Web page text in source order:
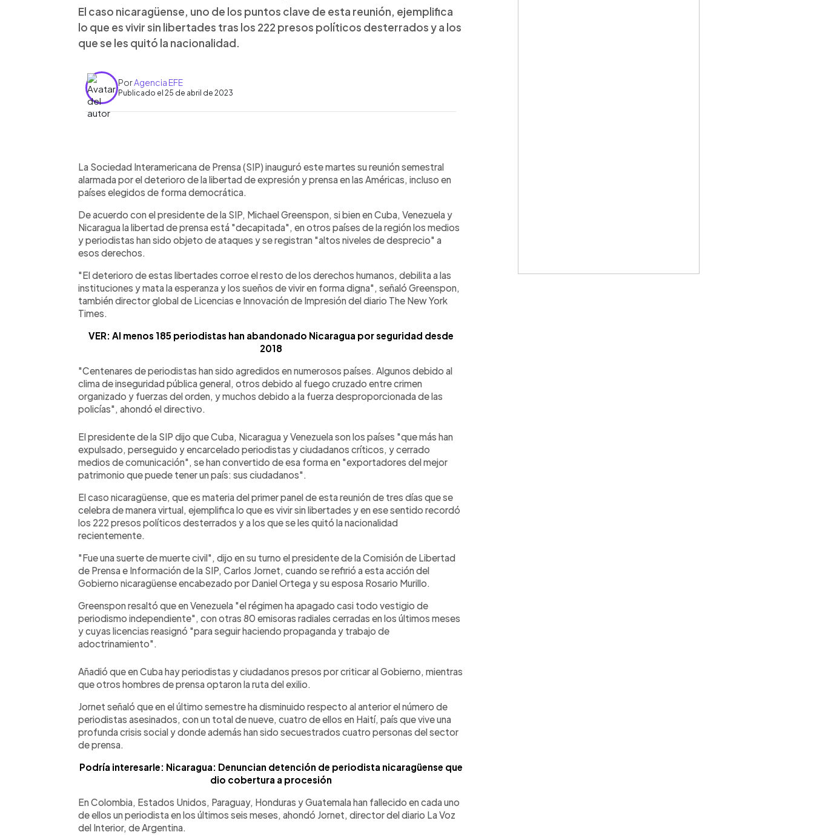
El caso nicaragüense, uno de los puntos clave de esta reunión, ejemplifica
lo que es vivir sin libertades tras los 222 presos políticos desterrados y a los
que se les quitó la nacionalidad.
PorAgencia EFE
Publicado el 25 de abril de 2023
► Escuchar artículo
La Sociedad Interamericana de Prensa (SIP) inauguró este martes su reunión semestral
alarmada por el deterioro de la libertad de expresión y prensa en las Américas, incluso en
países elegidos de forma democrática.
De acuerdo con el presidente de la SIP, Michael Greenspon, si bien en Cuba, Venezuela y
Nicaragua la libertad de prensa está "decapitada", en otros países de la región los medios
y periodistas han sido objeto de ataques y se registran "altos niveles de desprecio" a
esos derechos.
"El deterioro de estas libertades corroe el resto de los derechos humanos, debilita a las
instituciones y mata la esperanza y los sueños de vivir en forma digna", señaló Greenspon,
también director global de Licencias e Innovación de Impresión del diario The New York
Times.
VER: Al menos 185 periodistas han abandonado Nicaragua por seguridad desde
2018
"Centenares de periodistas han sido agredidos en numerosos países. Algunos debido al
clima de inseguridad pública general, otros debido al fuego cruzado entre crimen
organizado y fuerzas del orden, y muchos debido a la fuerza desproporcionada de las
policías", ahondó el directivo.
El presidente de la SIP dijo que Cuba, Nicaragua y Venezuela son los países "que más han
expulsado, perseguido y encarcelado periodistas y ciudadanos críticos, y cerrado
medios de comunicación", se han convertido de esa forma en "exportadores del mejor
patrimonio que puede tener un país: sus ciudadanos".
El caso nicaragüense, que es materia del primer panel de esta reunión de tres días que se
celebra de manera virtual, ejemplifica lo que es vivir sin libertades y en ese sentido recordó
los 222 presos políticos desterrados y a los que se les quitó la nacionalidad
recientemente.
"Fue una suerte de muerte civil", dijo en su turno el presidente de la Comisión de Libertad
de Prensa e Información de la SIP, Carlos Jornet, cuando se refirió a esta acción del
Gobierno nicaragüense encabezado por Daniel Ortega y su esposa Rosario Murillo.
Greenspon resaltó que en Venezuela "el régimen ha apagado casi todo vestigio de
periodismo independiente", con otras 80 emisoras radiales cerradas en los últimos meses
y cuyas licencias reasignó "para seguir haciendo propaganda y trabajo de
adoctrinamiento".
Añadió que en Cuba hay periodistas y ciudadanos presos por criticar al Gobierno, mientras
que otros hombres de prensa optaron la ruta del exilio.
Jornet señaló que en el último semestre ha disminuido respecto al anterior el número de
periodistas asesinados, con un total de nueve, cuatro de ellos en Haití, país que vive una
profunda crisis social y donde además han sido secuestrados cuatro personas del sector
de prensa.
Podría interesarle: Nicaragua: Denuncian detención de periodista nicaragüense que
dio cobertura a procesión
En Colombia, Estados Unidos, Paraguay, Honduras y Guatemala han fallecido en cada uno
de ellos un periodista en los últimos seis meses, ahondó Jornet, director del diario La Voz
del Interior, de Argentina.